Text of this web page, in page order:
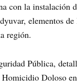
con la
elementos
región.
Pública,
Doloso